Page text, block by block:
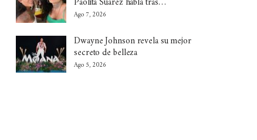
Ago 7, 2026
Dwayne Johnson revela su mejor
secreto de belleza
Ago 5, 2026